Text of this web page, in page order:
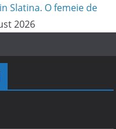
Slatina. O femeie de
2026